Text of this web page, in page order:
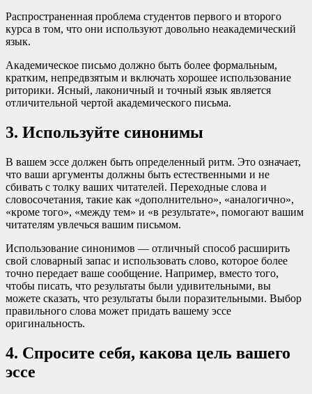
Распространенная проблема студентов первого и второго
курса в том, что они используют довольно неакадемический
язык.
Академическое письмо должно быть более формальным,
кратким, непредвзятым и включать хорошее использование
риторики. Ясный, лаконичный и точный язык является
отличительной чертой академического письма.
3. Используйте синонимы
В вашем эссе должен быть определенный ритм. Это означает,
что ваши аргументы должны быть естественными и не
сбивать с толку ваших читателей. Переходные слова и
словосочетания, такие как «дополнительно», «аналогично»,
«кроме того», «между тем» и «в результате», помогают вашим
читателям увлечься вашим письмом.
Использование синонимов — отличный способ расширить
свой словарный запас и использовать слово, которое более
точно передает ваше сообщение. Например, вместо того,
чтобы писать, что результаты были удивительными, вы
можете сказать, что результаты были поразительными. Выбор
правильного слова может придать вашему эссе
оригинальность.
4. Спросите себя, какова цель вашего
эссе